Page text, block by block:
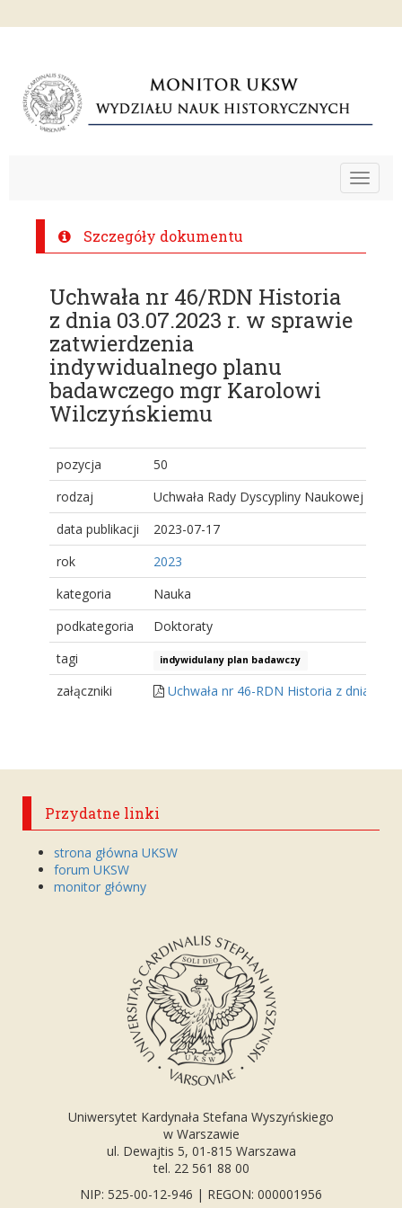
Toggle
Szczegóły dokumentu
Uchwała nr 46/RDN Historia
z dnia 03.07.2023 r. w sprawie
zatwierdzenia
indywidualnego planu
badawczego mgr Karolowi
Wilczyńskiemu
pozycja
50
rodzaj
Uchwała Rady Dyscypliny Naukowej
data publikacji
2023-07-17
rok
2023
kategoria
Nauka
podkategoria
Doktoraty
tagi
indywidulany plan badawczy
załączniki Uchwała nr 46-RDN Historia z dnia
Przydatne linki
strona główna UKSW
forum UKSW
monitor główny
Uniwersytet Kardynała Stefana Wyszyńskiego
w Warszawie
ul. Dewajtis 5, 01-815 Warszawa
tel. 22 561 88 00
NIP: 525-00-12-946 | REGON: 000001956